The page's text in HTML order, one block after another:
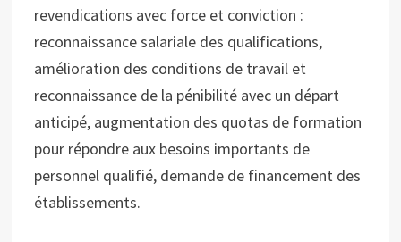
revendications avec force et conviction :
reconnaissance salariale des qualifications,
amélioration des conditions de travail et
reconnaissance de la pénibilité avec un départ
anticipé, augmentation des quotas de formation
pour répondre aux besoins importants de
personnel qualifié, demande de financement des
établissements.